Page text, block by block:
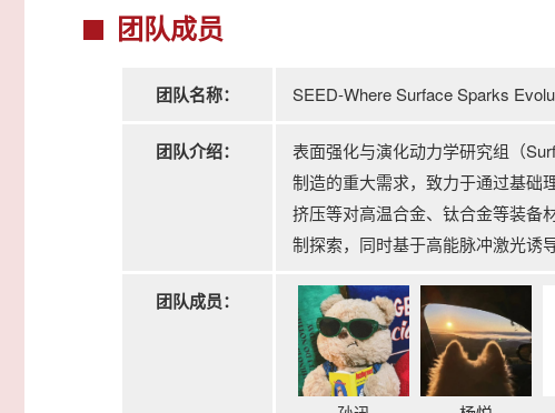
团队成员
团队名称： SEED-Where Surface Sparks
团队介绍：
表面强化与演化动力学研究组（
制造的重大需求，致力于通过基础
挤压等对高温合金、钛合金等装备
制探索，同时基于高能脉冲激光诱
团队成员：